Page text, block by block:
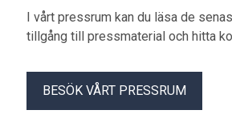
I vårt pressrum kan du läsa de
tillgång till pressmaterial och hitta
BESÖK VÅRT PRESSRUM